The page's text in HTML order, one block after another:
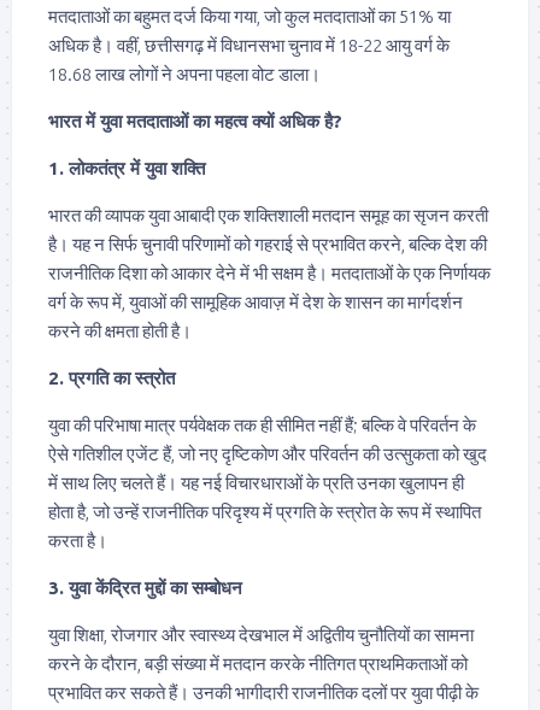
मतदाताओं का बहुमत दर्ज किया गया, जो कुल मतदाताओं का 51% या
अधिक है। वहीं, छत्तीसगढ़ में विधानसभा चुनाव में 18-22 आयु वर्ग के
18.68 लाख लोगों ने अपना पहला वोट डाला।
भारत में युवा मतदाताओं का महत्व क्यों अधिक है?
1. लोकतंत्र में युवा शक्ति
भारत की व्यापक युवा आबादी एक शक्तिशाली मतदान समूह का सृजन करती
है। यह न सिर्फ चुनावी परिणामों को गहराई से प्रभावित करने, बल्कि देश की
राजनीतिक दिशा को आकार देने में भी सक्षम है। मतदाताओं के एक निर्णायक
वर्ग के रूप में, युवाओं की सामूहिक आवाज़ में देश के शासन का मार्गदर्शन
करने की क्षमता होती है।
2. प्रगति का स्त्रोत
युवा की परिभाषा मात्र पर्यवेक्षक तक ही सीमित नहीं हैं; बल्कि वे परिवर्तन के
ऐसे गतिशील एजेंट हैं, जो नए दृष्टिकोण और परिवर्तन की उत्सुकता को खुद
में साथ लिए चलते हैं। यह नई विचारधाराओं के प्रति उनका खुलापन ही
होता है, जो उन्हें राजनीतिक परिदृश्य में प्रगति के स्त्रोत के रूप में स्थापित
करता है।
3. युवा केंद्रित मुद्दों का सम्बोधन
युवा शिक्षा, रोजगार और स्वास्थ्य देखभाल में अद्वितीय चुनौतियों का सामना
करने के दौरान, बड़ी संख्या में मतदान करके नीतिगत प्राथमिकताओं को
प्रभावित कर सकते हैं। उनकी भागीदारी राजनीतिक दलों पर युवा पीढ़ी के